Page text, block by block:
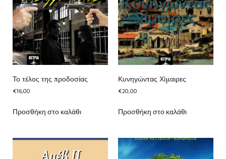
Το τέλος της προδοσίας
€16,00
Προσθήκη στο καλάθι
Κυνηγώντας Χίμαιρες
€20,00
Προσθήκη στο καλάθι